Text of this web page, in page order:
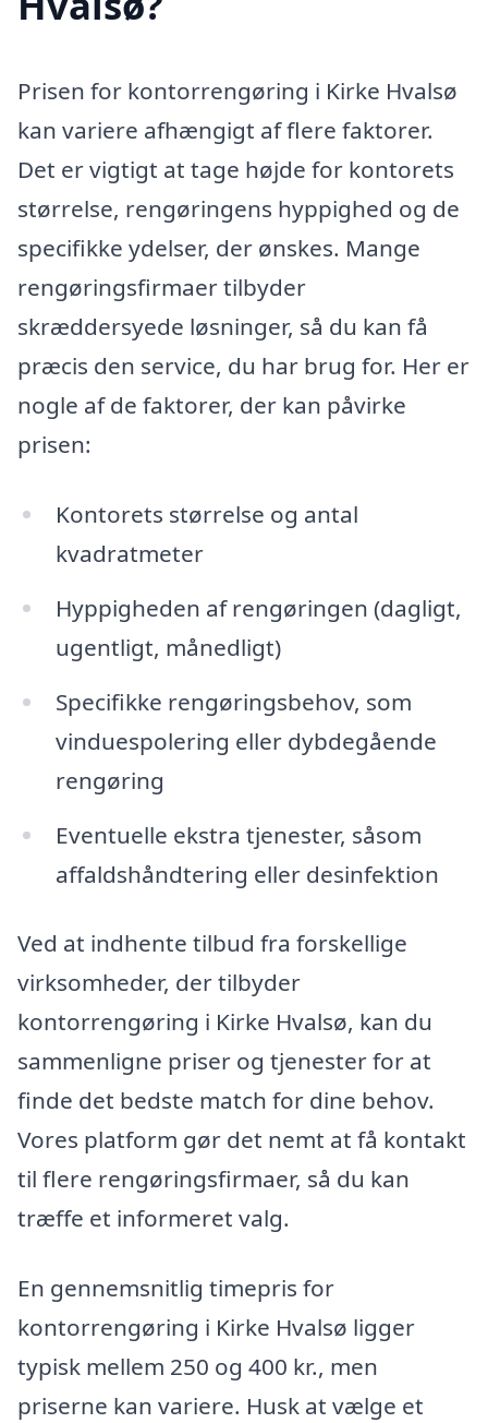
Prisen for kontorrengøring i Kirke Hvalsø
kan variere afhængigt af flere faktorer.
Det er vigtigt at tage højde for kontorets
størrelse, rengøringens hyppighed og de
specifikke ydelser, der ønskes. Mange
rengøringsfirmaer tilbyder
skræddersyede løsninger, så du kan få
præcis den service, du har brug for. Her er
nogle af de faktorer, der kan påvirke
prisen:
Kontorets størrelse og antal
kvadratmeter
Hyppigheden af rengøringen (dagligt,
ugentligt, månedligt)
Specifikke rengøringsbehov, som
vinduespolering eller dybdegående
rengøring
Eventuelle ekstra tjenester, såsom
affaldshåndtering eller desinfektion
Ved at indhente tilbud fra forskellige
virksomheder, der tilbyder
kontorrengøring i Kirke Hvalsø, kan du
sammenligne priser og tjenester for at
finde det bedste match for dine behov.
Vores platform gør det nemt at få kontakt
til flere rengøringsfirmaer, så du kan
træffe et informeret valg.
En gennemsnitlig timepris for
kontorrengøring i Kirke Hvalsø ligger
typisk mellem 250 og 400 kr., men
priserne kan variere. Husk at vælge et